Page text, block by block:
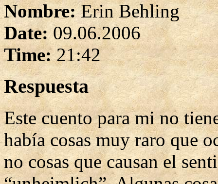
Nombre:Erin Behling
Date:09.06.2006
Time:21:42
Respuesta
Este cuento para mi no
había cosas muy raro que
no cosas que causan el